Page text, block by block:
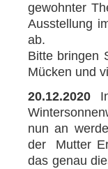
gewohnter
Ausstellung
ab.
Bitte bringen
Mücken und
20.12.2020
nun an
der Mutter
das genau